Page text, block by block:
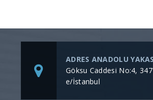
ADRES ANADOLU
Göksu Caddesi No:4,
e/İstanbul